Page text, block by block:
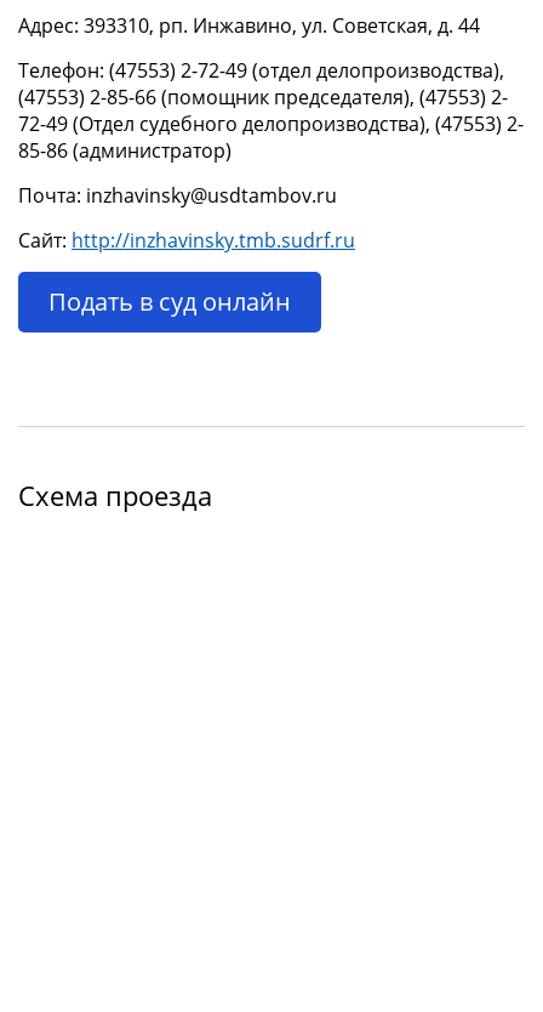
Адрес: 393310, рп. Инжавино, ул. Советская, д. 44
Телефон: (47553) 2-72-49 (отдел делопроизводства),
(47553) 2-85-66 (помощник председателя), (47553) 2-
72-49 (Отдел судебного делопроизводства), (47553) 2-
85-86 (администратор)
Почта: inzhavinsky@usdtambov.ru
Сайт: http://inzhavinsky.tmb.sudrf.ru
Подать в суд онлайн
Схема проезда